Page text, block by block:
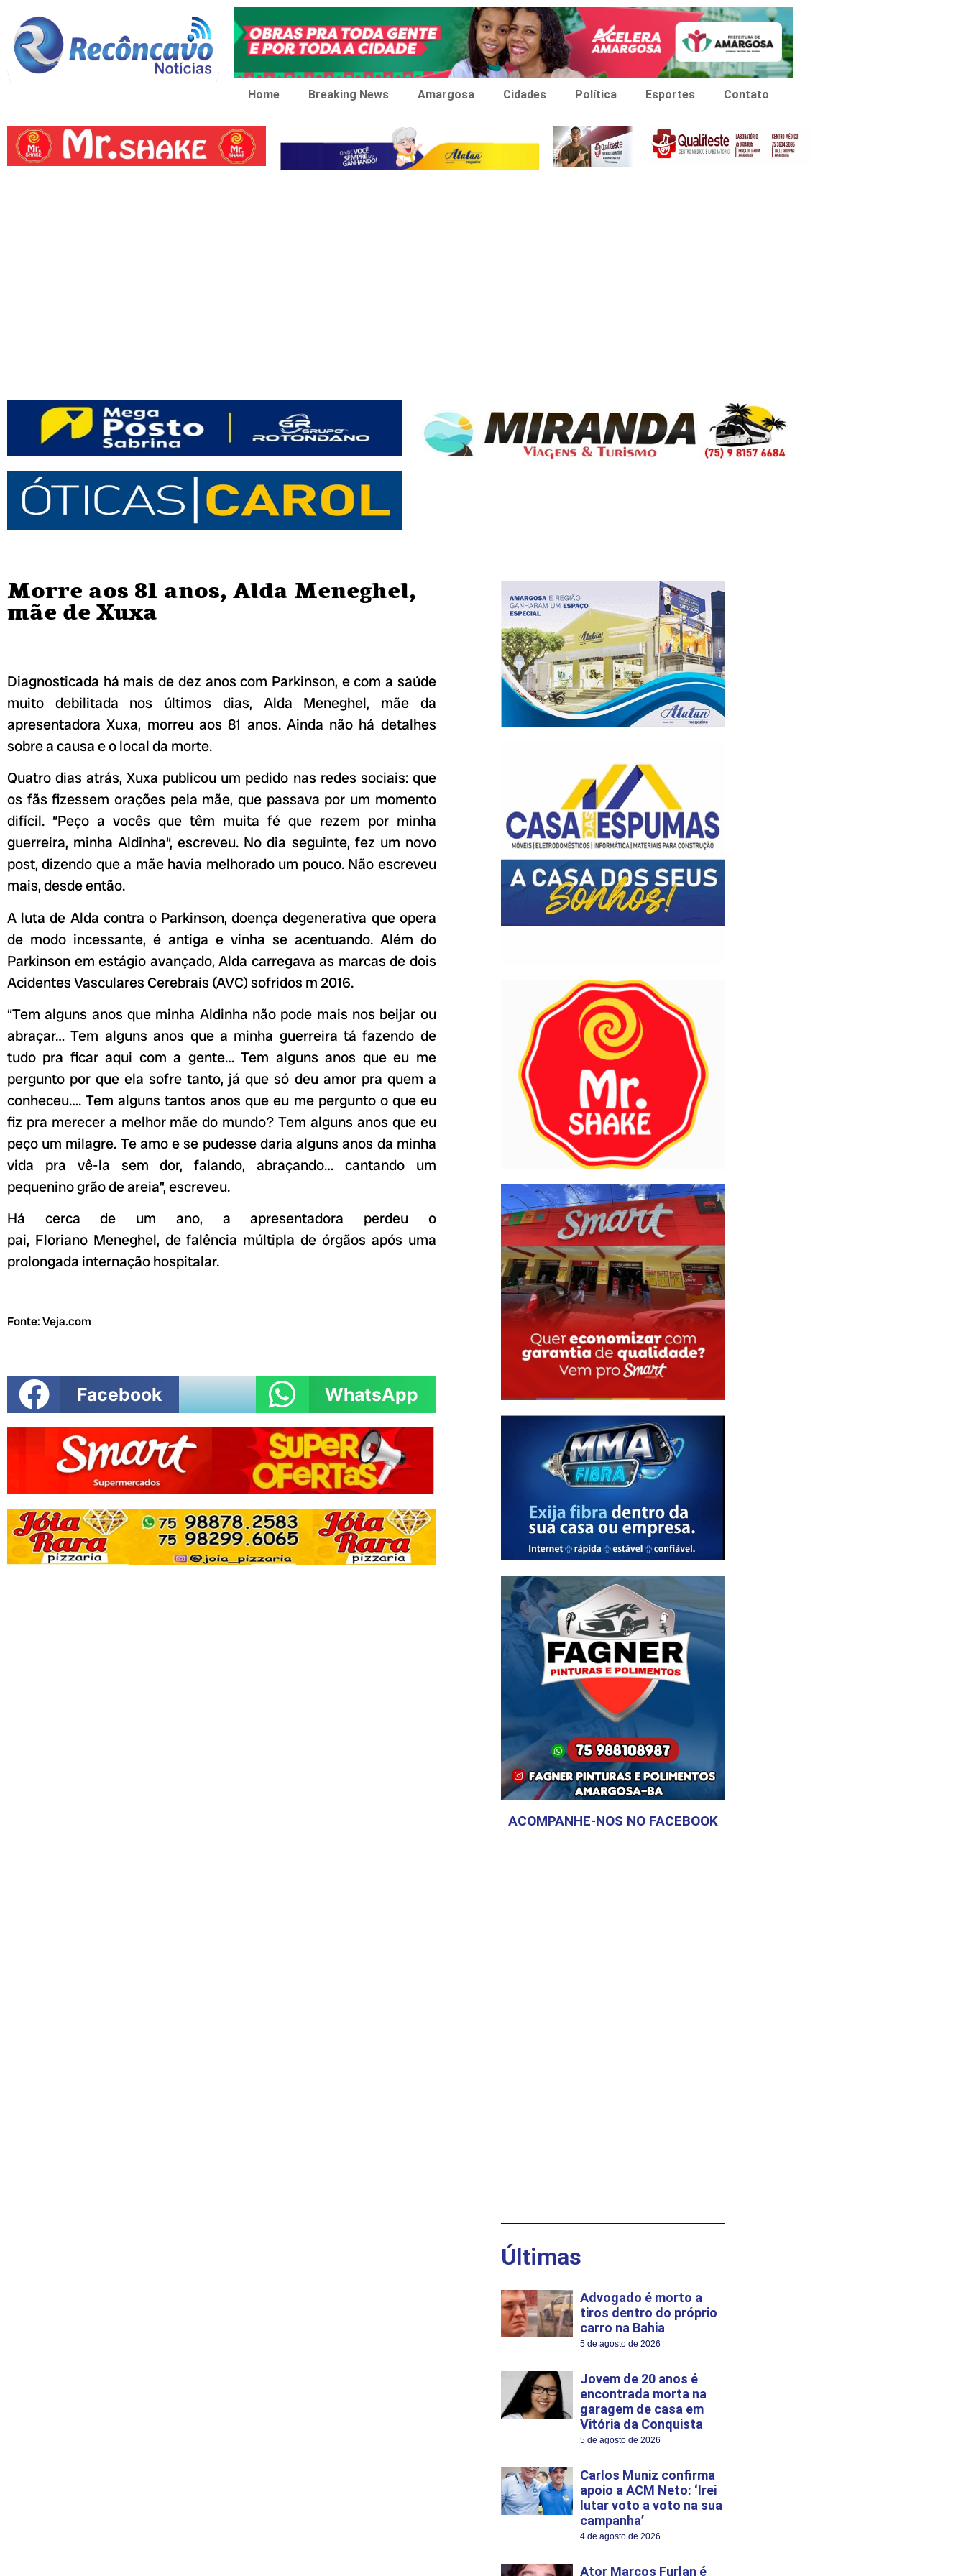
Home Breaking News Amargosa Cidades Política Esportes Contato
Morre aos 81 anos, Alda Meneghel,
mãe de Xuxa
Diagnosticada há mais de dez anos com Parkinson, e com a saúde
muito debilitada nos últimos dias, Alda Meneghel, mãe da
apresentadora Xuxa, morreu aos 81 anos. Ainda não há detalhes
sobre a causa e o local da morte.
Quatro dias atrás, Xuxa publicou um pedido nas redes sociais: que
os fãs fizessem orações pela mãe, que passava por um momento
difícil. “Peço a vocês que têm muita fé que rezem por minha
guerreira, minha Aldinha“, escreveu. No dia seguinte, fez um novo
post, dizendo que a mãe havia melhorado um pouco. Não escreveu
mais, desde então.
A luta de Alda contra o Parkinson, doença degenerativa que opera
de modo incessante, é antiga e vinha se acentuando. Além do
Parkinson em estágio avançado, Alda carregava as marcas de dois
Acidentes Vasculares Cerebrais (AVC) sofridos m 2016.
“Tem alguns anos que minha Aldinha não pode mais nos beijar ou
abraçar… Tem alguns anos que a minha guerreira tá fazendo de
tudo pra ficar aqui com a gente… Tem alguns anos que eu me
pergunto por que ela sofre tanto, já que só deu amor pra quem a
conheceu…. Tem alguns tantos anos que eu me pergunto o que eu
fiz pra merecer a melhor mãe do mundo? Tem alguns anos que eu
peço um milagre. Te amo e se pudesse daria alguns anos da minha
vida pra vê-la sem dor, falando, abraçando… cantando um
pequenino grão de areia”, escreveu.
Há cerca de um ano, a apresentadora perdeu o
pai, Floriano Meneghel, de falência múltipla de órgãos após uma
prolongada internação hospitalar.
Fonte: Veja.com
Facebook WhatsApp
ACOMPANHE-NOS NO FACEBOOK
Últimas
Advogado é morto a
tiros dentro do próprio
carro na Bahia
5 de agosto de 2026
Jovem de 20 anos é
encontrada morta na
garagem de casa em
Vitória da Conquista
5 de agosto de 2026
Carlos Muniz confirma
apoio a ACM Neto: ‘Irei
lutar voto a voto na sua
campanha’
4 de agosto de 2026
Ator Marcos Furlan é